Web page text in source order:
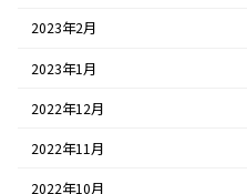
2023年2月
2023年1月
2022年12月
2022年11月
2022年10月